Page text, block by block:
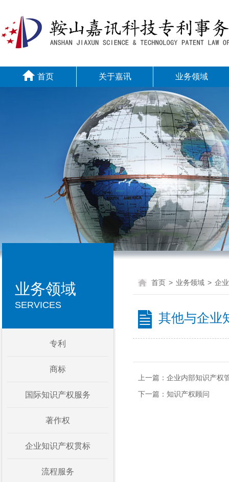
首页 关于嘉讯 业务领域
业务领域
SERVICES
专利
商标
国际知识产权服务
著作权
企业知识产权贯标
流程服务
首页 > 业务领域 > 企
其他与企业
上一篇： 企业内部知识产权
下一篇： 知识产权顾问